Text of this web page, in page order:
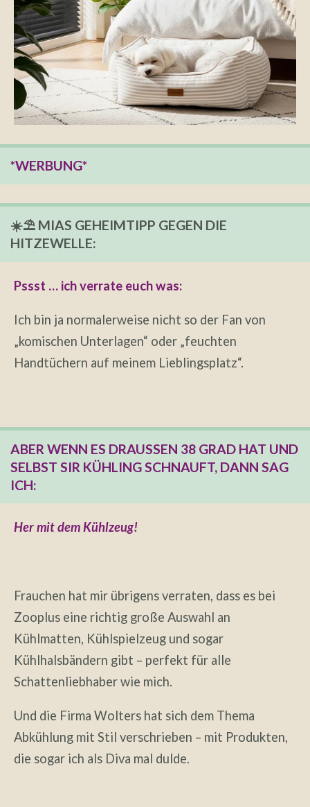
*WERBUNG*
☀️⛱️ MIAS GEHEIMTIPP GEGEN DIE
HITZEWELLE:
Pssst … ich verrate euch was:
Ich bin ja normalerweise nicht so der Fan von
„komischen Unterlagen“ oder „feuchten
Handtüchern auf meinem Lieblingsplatz“.
ABER WENN ES DRAUSSEN 38 GRAD HAT UND S
ELBST SIR KÜHLING SCHNAUFT, DANN SAG I
CH:
Her mit dem Kühlzeug!
Frauchen hat mir übrigens verraten, dass es bei
Zooplus eine richtig große Auswahl an
Kühlmatten, Kühlspielzeug und sogar
Kühlhalsbändern gibt – perfekt für alle
Schattenliebhaber wie mich.
Und die Firma Wolters hat sich dem Thema
Abkühlung mit Stil verschrieben – mit Produkten,
die sogar ich als Diva mal dulde.